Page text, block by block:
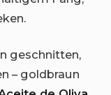
geschnitten,
– goldbraun